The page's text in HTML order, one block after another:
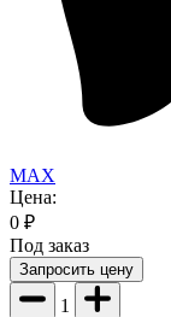
MAX
Цена:
0 ₽
Под заказ
Запросить цену
1